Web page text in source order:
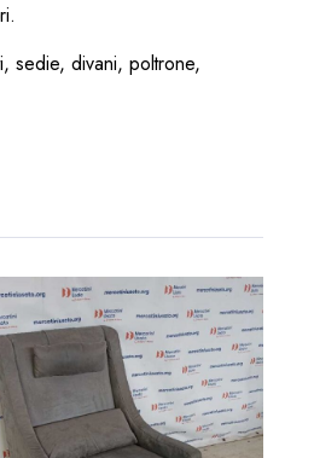
sedie, divani, poltrone,